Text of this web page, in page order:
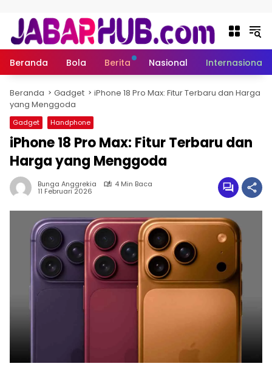
Beranda Bola Berita Nasional Internasional
Beranda Gadget
iPhone 18 Pro Max: Fitur Terbaru dan Harga
yang Menggoda
Gadget Handphone
iPhone 18 Pro Max: Fitur Terbaru dan
Harga yang Menggoda
Bunga Anggrekia 4 Min Baca
11 Februari 2026